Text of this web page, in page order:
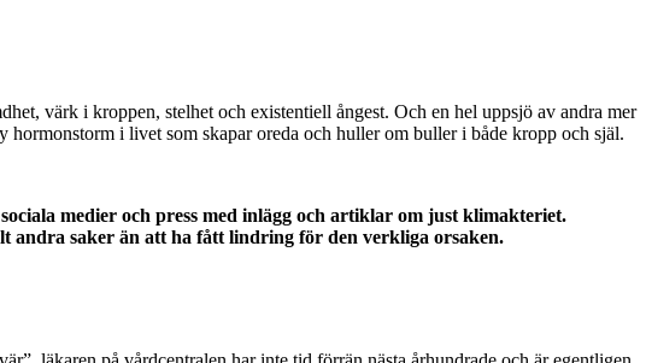
värk i kroppen, stelhet och existentiell ångest. Och en hel uppsjö av andra mer
i livet som skapar oreda och huller om buller i både kropp och själ.
medier och press med inlägg och artiklar om just klimakteriet.
saker än att ha fått lindring för den verkliga orsaken.